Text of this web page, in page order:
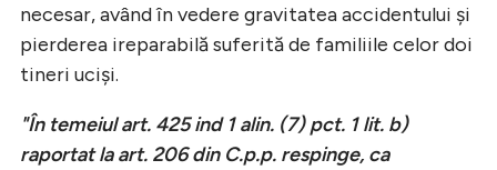
necesar, având în vedere gravitatea accidentului și
pierderea ireparabilă suferită de familiile celor doi
tineri uciși.
"În temeiul art. 425 ind 1 alin. (7) pct. 1 lit. b)
raportat la art. 206 din C.p.p. respinge, ca